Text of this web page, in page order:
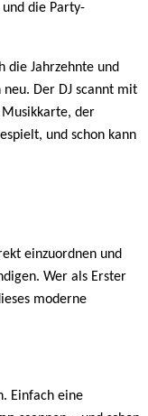
die Party-
die Jahrzehnte und
Der DJ scannt mit
der
und schon kann
einzuordnen und
Wer als Erster
moderne
Einfach eine